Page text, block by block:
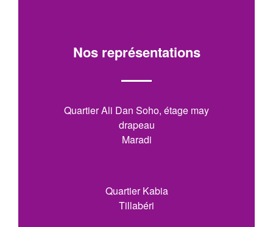
Nos représentations
Quartier Ali Dan Soho, étage may
drapeau
Maradi
Quartier Kabia
Tillabéri